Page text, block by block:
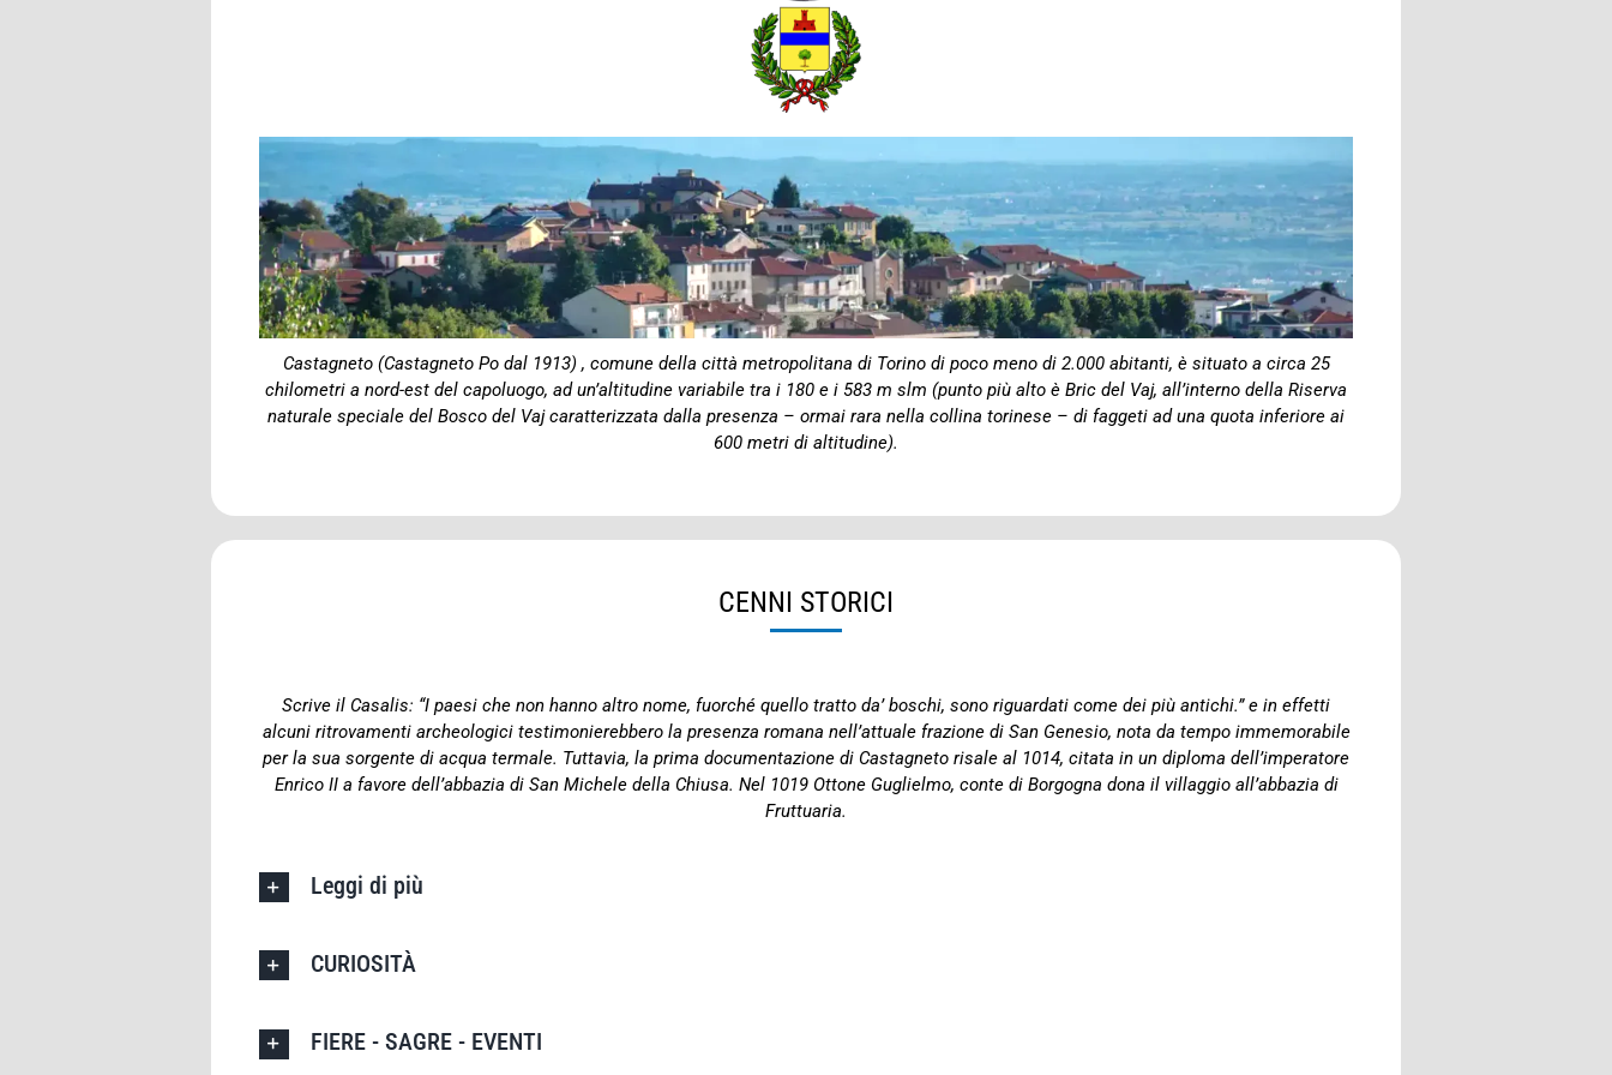
Castagneto (Castagneto Po dal 1913) , comune della città metropolitana di Torino di poco meno di 2.000 abitanti, è situato a circa 25
chilometri a nord-est del capoluogo, ad un’altitudine variabile tra i 180 e i 583 m slm (punto più alto è Bric del Vaj, all’interno della Riserva
naturale speciale del Bosco del Vaj caratterizzata dalla presenza – ormai rara nella collina torinese – di faggeti ad una quota inferiore ai
600 metri di altitudine).
CENNI STORICI
Scrive il Casalis: “I paesi che non hanno altro nome, fuorché quello tratto da’ boschi, sono riguardati come dei più antichi.” e in effetti
alcuni ritrovamenti archeologici testimonierebbero la presenza romana nell’attuale frazione di San Genesio, nota da tempo immemorabile
per la sua sorgente di acqua termale. Tuttavia, la prima documentazione di Castagneto risale al 1014, citata in un diploma dell’imperatore
Enrico II a favore dell’abbazia di San Michele della Chiusa. Nel 1019 Ottone Guglielmo, conte di Borgogna dona il villaggio all’abbazia di
Fruttuaria.
Leggi di più
CURIOSITÀ
FIERE - SAGRE - EVENTI